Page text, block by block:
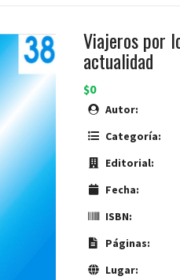
Viajeros por
actualidad
$0
Autor:
Categoría:
Editorial:
Fecha:
ISBN:
Páginas:
Lugar: